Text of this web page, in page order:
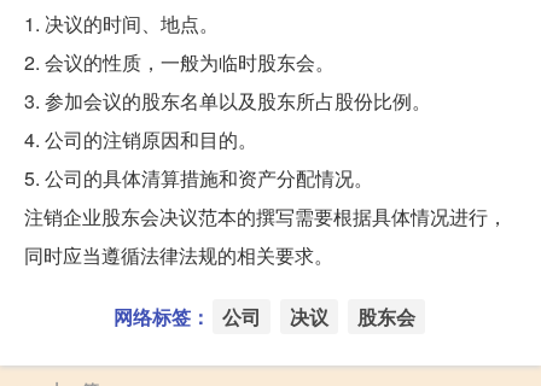
1. 决议的时间、地点。
2. 会议的性质，一般为临时股东会。
3. 参加会议的股东名单以及股东所占股份比例。
4. 公司的注销原因和目的。
5. 公司的具体清算措施和资产分配情况。
注销企业股东会决议范本的撰写需要根据具体情况进行，
同时应当遵循法律法规的相关要求。
网络标签： 公司 决议 股东会